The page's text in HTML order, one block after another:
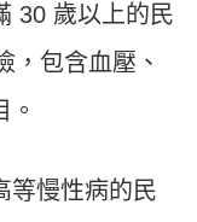
30 歲以上的民
，包含血壓、
。
等慢性病的民